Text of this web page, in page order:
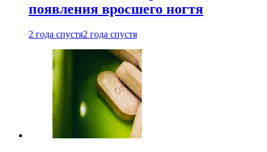
появления вросшего ногтя
2 года спустя2 года спустя